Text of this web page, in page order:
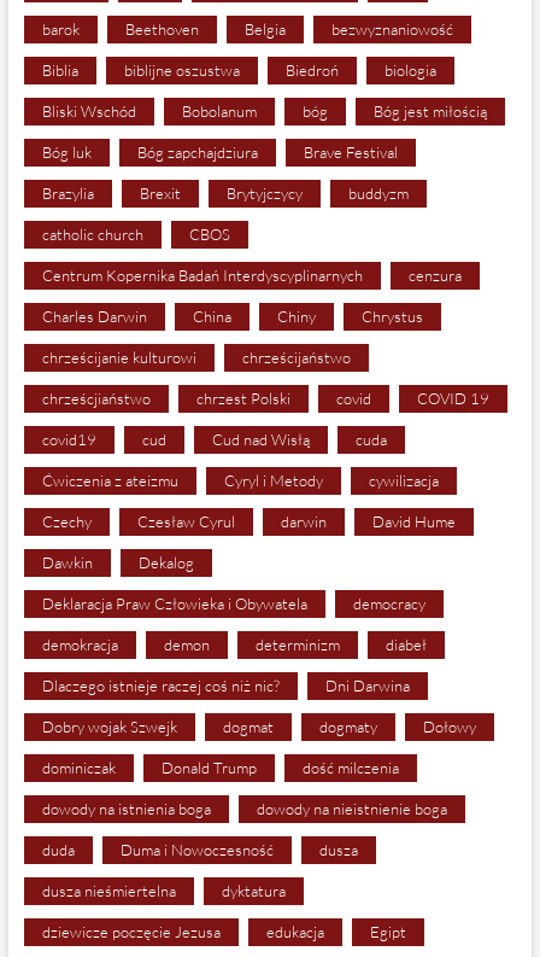
barok Beethoven Belgia bezwyznaniowość
Biblia biblijne oszustwa Biedroń biologia
Bliski Wschód Bobolanum bóg Bóg jest miłością
Bóg luk Bóg zapchajdziura Brave Festival
Brazylia Brexit Brytyjczycy buddyzm
catholic church CBOS
Centrum Kopernika Badań Interdyscyplinarnych cenzura
Charles Darwin China Chiny Chrystus
chrześcijanie kulturowi chrześcijaństwo
chrześcjiaństwo chrzest Polski covid COVID 19
covid19 cud Cud nad Wisłą cuda
Ćwiczenia z ateizmu Cyryl i Metody cywilizacja
Czechy Czesław Cyrul darwin David Hume
Dawkin Dekalog
Deklaracja Praw Człowieka i Obywatela democracy
demokracja demon determinizm diabeł
Dlaczego istnieje raczej coś niż nic? Dni Darwina
Dobry wojak Szwejk dogmat dogmaty Dołowy
dominiczak Donald Trump dość milczenia
dowody na istnienia boga dowody na nieistnienie boga
duda Duma i Nowoczesność dusza
dusza nieśmiertelna dyktatura
dziewicze poczęcie Jezusa edukacja Egipt